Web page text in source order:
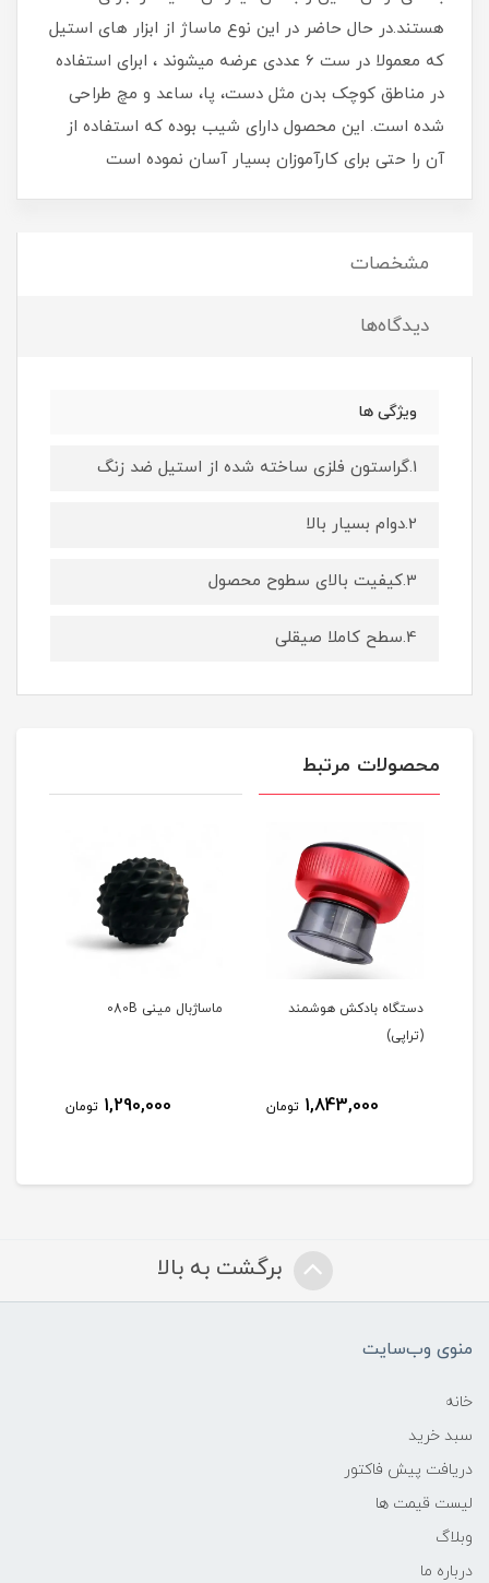
هستند.در حال حاضر در این نوع ماساژ از ابزار های استیل
که معمولا در ست 6 عددی عرضه میشوند ، ابرای استفاده
در مناطق کوچک بدن مثل دست، پا، ساعد و مچ طراحی
شده است. این محصول دارای شیب بوده که استفاده از
آن را حتی برای کارآموزان بسیار آسان نموده است
مشخصات
دیدگاه‌ها
ویژگی ها
1.گراستون فلزی ساخته شده از استیل ضد زنگ
2.دوام بسیار بالا
3.کیفیت بالای سطوح محصول
4.سطح کاملا صیقلی
محصولات مرتبط
دستگاه بادکش هوشمند
(تراپی)
1,843,000 تومان
ماساژبال مینی 080B
1,290,000 تومان
برگشت به بالا
منوی وب‌سایت
خانه
سبد خرید
دریافت پیش فاکتور
لیست قیمت ها
وبلاگ
درباره ما